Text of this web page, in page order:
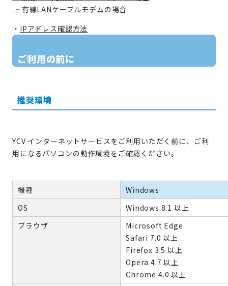
└ 有線LANケーブルモデムの場合
・ IPアドレス確認方法
ご利用の前に
推奨環境
YCV インターネットサービスをご利用いただく前に、ご利
用になるパソコンの動作環境をご確認ください。
機種
Windows
OS
Windows 8.1 以上
ブラウザ
Microsoft Edge
Safari 7.0 以上
Firefox 3.5 以上
Opera 4.7 以上
Chrome 4.0 以上